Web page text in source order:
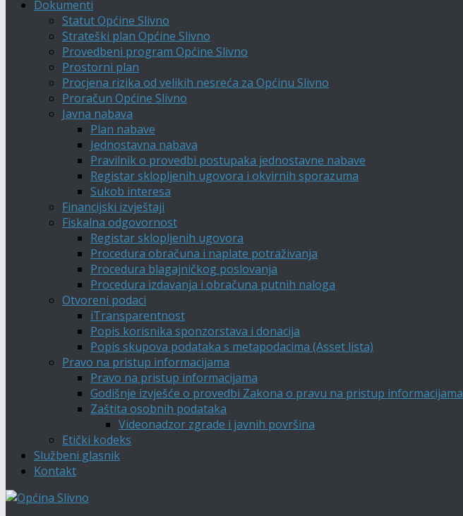
Dokumenti
Statut Općine Slivno
Strateški plan Općine Slivno
Provedbeni program Općine Slivno
Prostorni plan
Procjena rizika od velikih nesreća za Općinu Slivno
Proračun Općine Slivno
Javna nabava
Plan nabave
Jednostavna nabava
Pravilnik o provedbi postupaka jednostavne nabave
Registar sklopljenih ugovora i okvirnih sporazuma
Sukob interesa
Financijski izvještaji
Fiskalna odgovornost
Registar sklopljenih ugovora
Procedura obračuna i naplate potraživanja
Procedura blagajničkog poslovanja
Procedura izdavanja i obračuna putnih naloga
Otvoreni podaci
iTransparentnost
Popis korisnika sponzorstava i donacija
Popis skupova podataka s metapodacima (Asset lista)
Pravo na pristup informacijama
Pravo na pristup informacijama
Godišnje izvješće o provedbi Zakona o pravu na pristup informacijama
Zaštita osobnih podataka
Videonadzor zgrade i javnih površina
Etički kodeks
Službeni glasnik
Kontakt